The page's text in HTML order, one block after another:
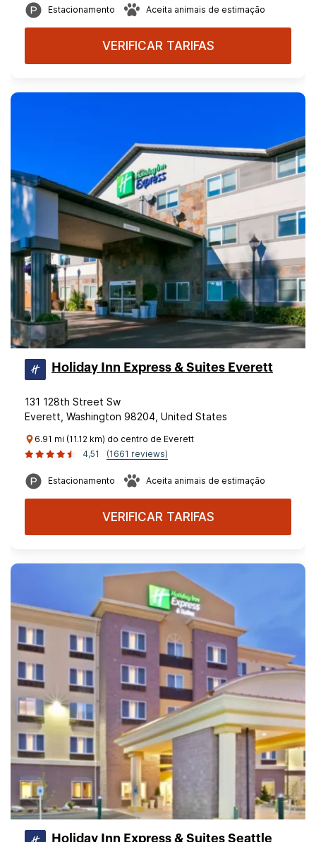
Estacionamento Aceita animais de estimação
VERIFICAR TARIFAS
Holiday Inn Express & Suites Everett
131 128th Street Sw
Everett, Washington 98204, United States
6.91 mi (11.12 km) do centro de Everett
4,51
(1661 reviews)
Estacionamento Aceita animais de estimação
VERIFICAR TARIFAS
Holiday Inn Express & Suites Seattle